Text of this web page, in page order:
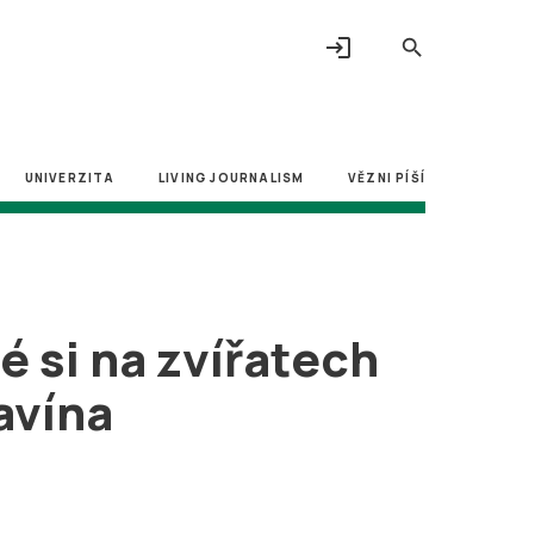
search
login
UNIVERZITA LIVING JOURNALISM VĚZNI PÍŠÍ
si na zvířatech